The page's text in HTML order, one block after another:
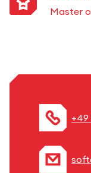
Master
+49